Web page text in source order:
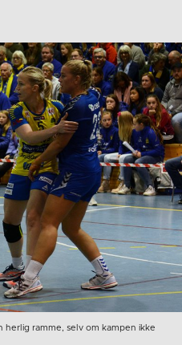
herlig ramme, selv om kampen ikke